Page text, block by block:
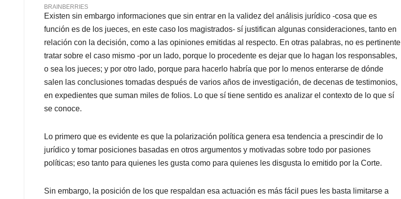
Existen sin embargo informaciones que sin entrar en la validez del análisis jurídico -cosa que es
función es de los jueces, en este caso los magistrados- sí justifican algunas consideraciones, tanto en
relación con la decisión, como a las opiniones emitidas al respecto. En otras palabras, no es pertinente
tratar sobre el caso mismo -por un lado, porque lo procedente es dejar que lo hagan los responsables,
o sea los jueces; y por otro lado, porque para hacerlo habría que por lo menos enterarse de dónde
salen las conclusiones tomadas después de varios años de investigación, de decenas de testimonios,
en expedientes que suman miles de folios. Lo que sí tiene sentido es analizar el contexto de lo que sí
se conoce.
Lo primero que es evidente es que la polarización política genera esa tendencia a prescindir de lo
jurídico y tomar posiciones basadas en otros argumentos y motivadas sobre todo por pasiones
políticas; eso tanto para quienes les gusta como para quienes les disgusta lo emitido por la Corte.
Sin embargo, la posición de los que respaldan esa actuación es más fácil pues les basta limitarse a